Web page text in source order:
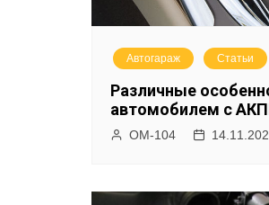
Автогараж Статьи
Различные
автомобилем с
ОМ-104